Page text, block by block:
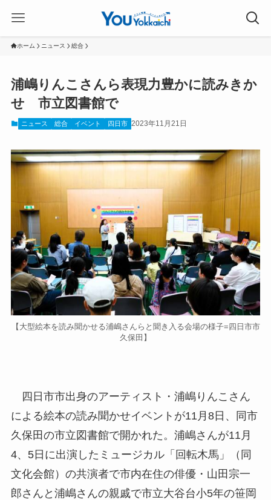
ホーム ニュース 総合
浦嶋りんこさんら表現力豊かに読みきか
せ 市立図書館で
ニュース 総合 イベント 四日市 2023年11月21日
【大型絵本を読み聞かせる浦嶋さんらと聞き入る会場の様子=四日市市
久保田】
四日市市出身のアーティスト・浦嶋りんこさん
による絵本の読み聞かせイベントが11月8日、同市
久保田の市立図書館で開かれた。浦嶋さんが11月
4、5日に出演したミュージカル「回転木馬」（同
文化会館）の共演者で市内在住の俳優・山田宗一
郎さんと浦嶋さんの親戚で市立大谷台小5年の笹岡